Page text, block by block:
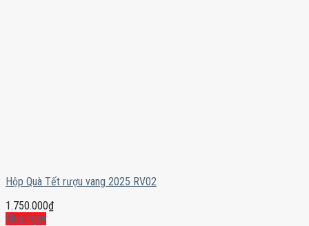
Hộp Quà Tết rượu vang 2025 RV02
1.750.000₫
Mua ngay